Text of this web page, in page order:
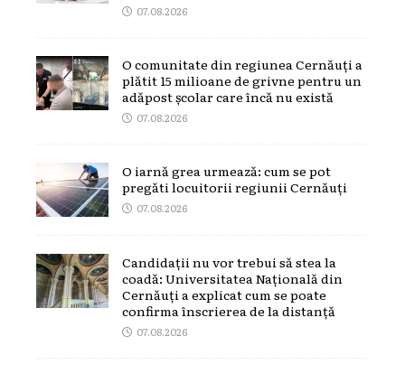
07.08.2026
O comunitate din regiunea Cernăuți a
plătit 15 milioane de grivne pentru un
adăpost școlar care încă nu există
07.08.2026
O iarnă grea urmează: cum se pot
pregăti locuitorii regiunii Cernăuți
07.08.2026
Candidații nu vor trebui să stea la
coadă: Universitatea Națională din
Cernăuți a explicat cum se poate
confirma înscrierea de la distanță
07.08.2026